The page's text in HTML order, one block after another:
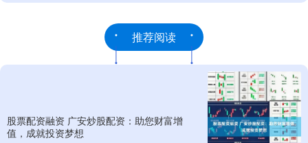
推荐阅读
股票配资融资 广安炒股配资：助您财富增
值，成就投资梦想